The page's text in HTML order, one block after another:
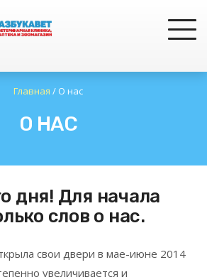
Главная / О нас
О НАС
дня! Для начала
слов о нас.
свои двери в мае-июне 2014
увеличивается и